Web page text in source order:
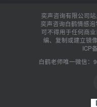
奕声咨询有限公司
奕声咨询白鹤情感
可不得用于任何商
编、复制或建立镜
ICP
白鹤老师唯一微信：